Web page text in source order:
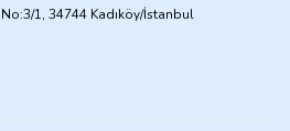
1, 34744 Kadıköy/İstanbul